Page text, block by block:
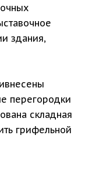
здания,
перегородки
складная
грифельной